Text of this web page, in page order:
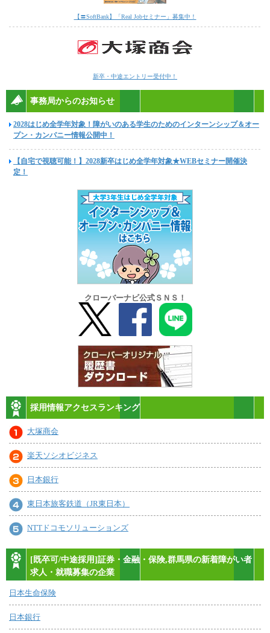
【〓SoftBank】「Real Jobセミナー」募集中！
新卒・中途エントリー受付中！
事務局からのお知らせ
2028はじめ全学年対象！障がいのある学生のためのインターンシップ＆オー
プン・カンパニー情報公開中！
【自宅で視聴可能！】2028新卒はじめ全学年対象★WEBセミナー開催決
定！
クローバーナビ公式ＳＮＳ！
採用情報アクセスランキング
大塚商会
楽天ソシオビジネス
日本銀行
東日本旅客鉄道（JR東日本）
NTTドコモソリューションズ
[既卒可/中途採用]証券・金融・保険,群馬県の新着障がい者
求人・就職募集の企業
日本生命保険
日本銀行